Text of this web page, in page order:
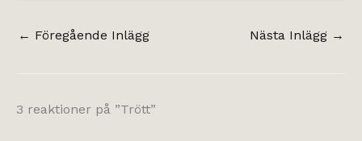
← Föregående Inlägg Nästa Inlägg →
3 reaktioner på ”Trött”